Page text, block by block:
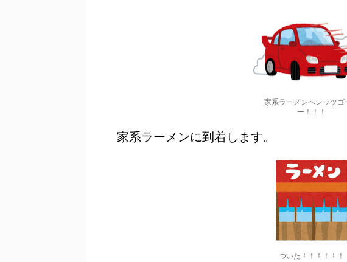
家系ラーメンへレッツゴ
ー！！！
家系ラーメンに到着します。
ついた！！！！！！